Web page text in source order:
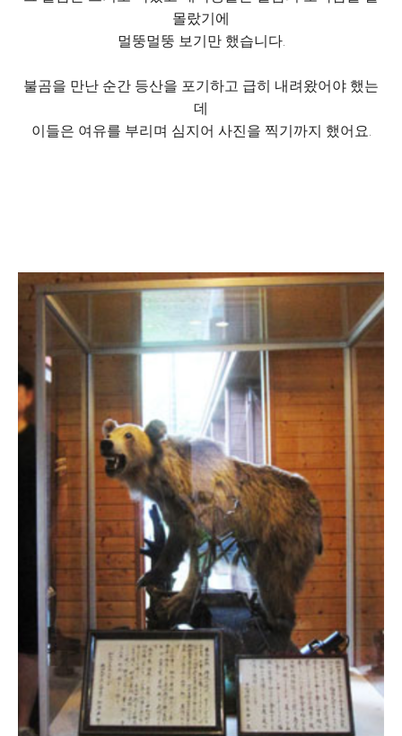
몰랐기에
멀뚱멀뚱 보기만 했습니다.
불곰을 만난 순간 등산을 포기하고 급히 내려왔어야 했는
데
이들은 여유를 부리며 심지어 사진을 찍기까지 했어요.